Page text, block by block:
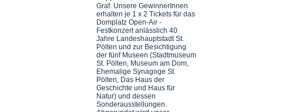
Graf. Unsere GewinnerInnen
erhalten je 1 x 2 Tickets für das
Domplatz Open-Air -
Festkonzert anlässlich 40
Jahre Landeshauptstadt St.
Pölten und zur Besichtigung
der fünf Museen (Stadtmuseum
St. Pölten, Museum am Dom,
Ehemalige Synagoge St.
Pölten, Das Haus der
Geschichte und Haus für
Natur) und dessen
Sonderausstellungen.